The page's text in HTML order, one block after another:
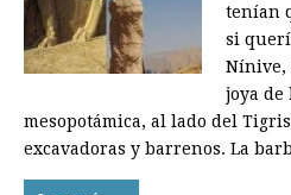
tenían
si
Nínive,
joya
mesopotámica, al lado del
excavadoras y barrenos. La